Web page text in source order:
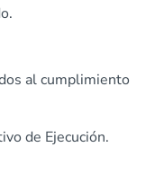
al cumplimiento
de Ejecución.